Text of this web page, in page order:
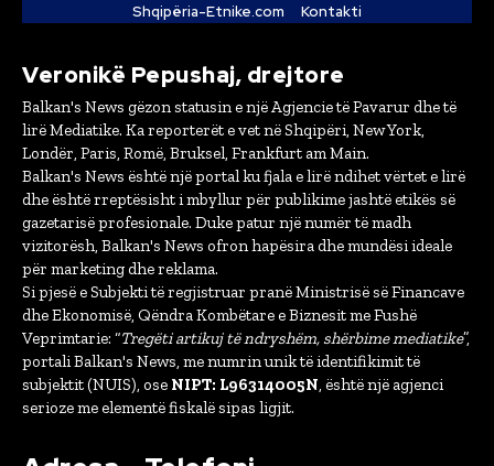
Shqipëria-Etnike.com
Kontakti
Veronikë Pepushaj, drejtore
Balkan's News gëzon statusin e një Agjencie të Pavarur dhe të
lirë Mediatike. Ka reporterët e vet në Shqipëri, New York,
Londër, Paris, Romë, Bruksel, Frankfurt am Main.
Balkan's News është një portal ku fjala e lirë ndihet vërtet e lirë
dhe është rreptësisht i mbyllur për publikime jashtë etikës së
gazetarisë profesionale. Duke patur një numër të madh
vizitorësh, Balkan's News ofron hapësira dhe mundësi ideale
për marketing dhe reklama.
Si pjesë e Subjekti të regjistruar pranë Ministrisë së Financave
dhe Ekonomisë, Qëndra Kombëtare e Biznesit me Fushë
Veprimtarie: “Tregëti artikuj të ndryshëm, shërbime mediatike”,
portali Balkan's News, me numrin unik të identifikimit të
subjektit (NUIS), ose NIPT: L96314005N, është një agjenci
serioze me elementë fiskalë sipas ligjit.